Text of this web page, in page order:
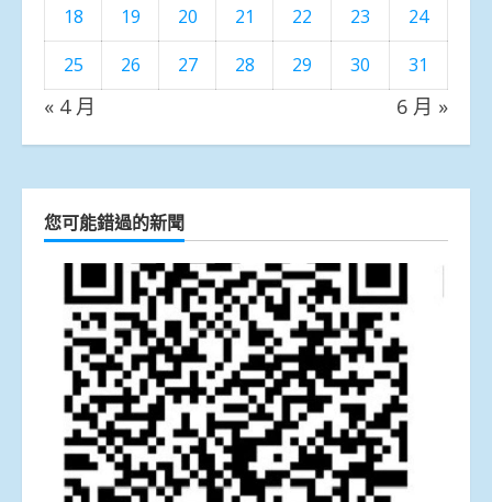
18
19 20 21 22 23
24
25
26 27 28 29 30 31
« 4 月 6 月 »
您可能錯過的新聞